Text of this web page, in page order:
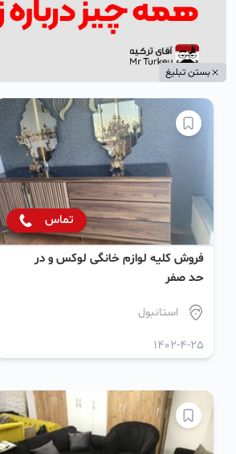
بستن تبلیغ
تماس
فروش کلیه لوازم خانگی لوکس و در
حد صفر
استانبول
1402-4-25